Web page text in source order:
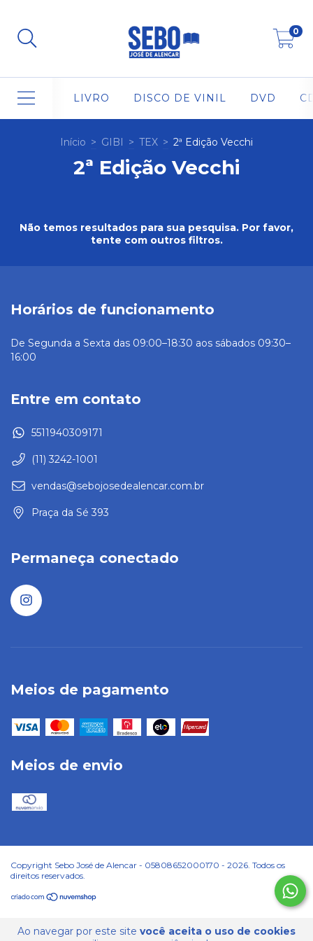
0
LIVRO DISCO DE VINIL DVD
Ao navegar por este site você aceita o uso de cookies
Início > GIBI > TEX > 2ª Edição Vecchi
2ª Edição Vecchi
Não temos resultados para sua pesquisa. Por favor,
tente com outros filtros.
Horários de funcionamento
De Segunda a Sexta das 09:00–18:30 aos sábados 09:30–
16:00
Entre em contato
5511940309171
(11) 3242-1001
vendas@sebojosedealencar.com.br
Praça da Sé 393
Permaneça conectado
Meios de pagamento
Meios de envio
Copyright Sebo José de Alencar - 05808652000170 - 2026. Todos os
direitos reservados.